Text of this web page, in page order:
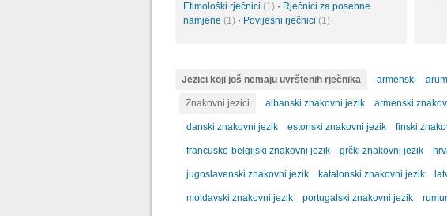
Etimološki rječnici (1) · Rječnici za posebne
namjene (1) · Povijesni rječnici (1)
Jezici koji još nemaju uvrštenih rječnika armenski
Znakovni jezici albanski znakovni jezik armenski
danski znakovni jezik estonski znakovni jezik finski
francusko-belgijski znakovni jezik grčki znakovni jezik
jugoslavenski znakovni jezik katalonski znakovni jezik
moldavski znakovni jezik portugalski znakovni jezik